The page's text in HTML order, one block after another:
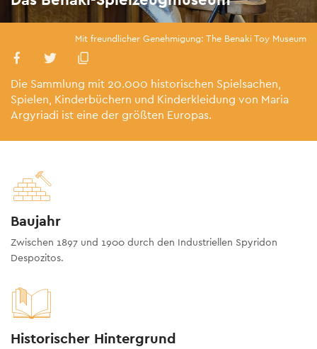
Mit freundlicher Genehmigung: The Benaki Toy Museum
Die Sammlung mit 20.000 historischen Spielsachen,
Spielen, Kinderbüchern und Kinderkleidung von Maria
Argyriadi ist eine der größten Europas.
Baujahr
Zwischen 1897 und 1900 durch den Industriellen Spyridon
Despozitos.
Historischer Hintergrund